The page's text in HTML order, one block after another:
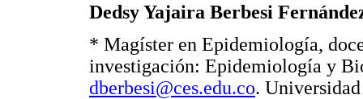
Dedsy Yajaira Berbesi
* Magíster en Epidemiología,
investigación: Epidemiología y
dberbesi@ces.edu.co.